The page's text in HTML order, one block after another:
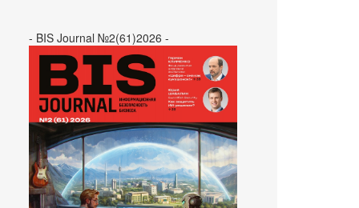
- BIS Journal №2(61)2026 -